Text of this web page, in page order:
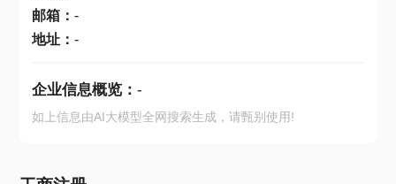
邮箱： -
地址： -
企业信息概览： -
如上信息由AI大模型全网搜索生成，请甄别使用!